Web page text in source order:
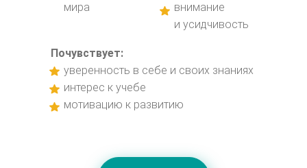
мира
внимание
и усидчивость
Почувствует:
уверенность в себе и своих знаниях
интерес к учебе
мотивацию к развитию